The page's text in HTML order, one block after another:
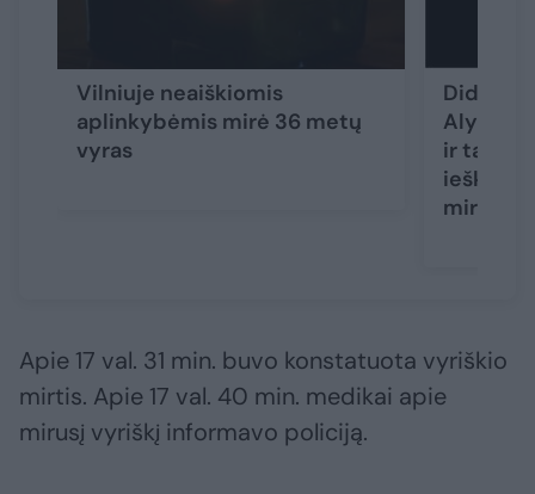
Vilniuje neaiškiomis
aplinkybėmis mirė 36 metų
vyras
Didžiulė
Alytaus
ir
ieškotas
miręs
Apie 17 val. 31 min. buvo konstatuota vyriškio
mirtis. Apie 17 val. 40 min. medikai apie
mirusį vyriškį informavo policiją.